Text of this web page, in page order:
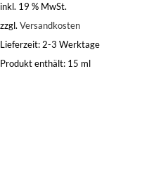
inkl. 19 % MwSt.
zzgl. Versandkosten
Lieferzeit: 2-3 Werktage
Produkt enthält: 15 ml